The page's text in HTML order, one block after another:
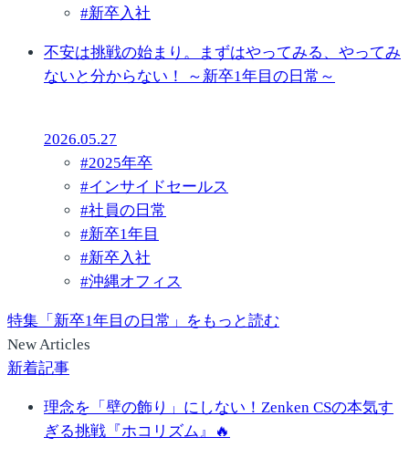
#新卒入社
不安は挑戦の始まり。まずはやってみる、やってみ
ないと分からない！ ～新卒1年目の日常～
2026.05.27
#2025年卒
#インサイドセールス
#社員の日常
#新卒1年目
#新卒入社
#沖縄オフィス
特集「新卒1年目の日常」をもっと読む
New Articles
新着記事
理念を「壁の飾り」にしない！Zenken CSの本気す
ぎる挑戦『ホコリズム』🔥